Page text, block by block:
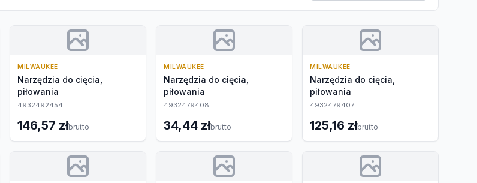
MILWAUKEE
Narzędzia do cięcia,
piłowania
4932492454
146,57 złbrutto
MILWAUKEE
Narzędzia do cięcia,
piłowania
4932479408
34,44 złbrutto
MILWAUKEE
Narzędzia do cięcia,
piłowania
4932479407
125,16 złbrutto